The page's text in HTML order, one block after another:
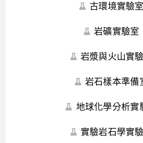
古環境實驗室
岩礦實驗室
岩漿與火山實
岩石樣本準備
地球化學分析實
實驗岩石學實